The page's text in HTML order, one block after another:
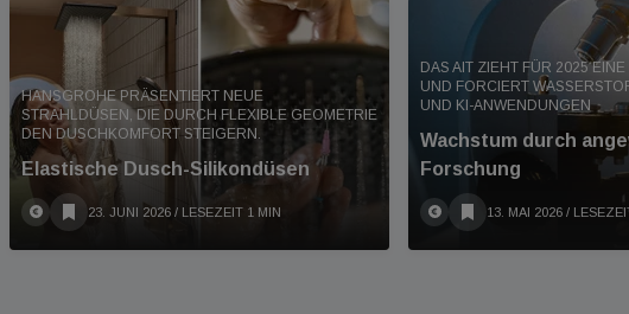
HANSGROHE PRÄSENTIERT NEUE
STRAHLDÜSEN, DIE DURCH FLEXIBLE GEOMETRIE
DEN DUSCHKOMFORT STEIGERN.
Elastische Dusch-Silikondüsen
23. JUNI 2026 / LESEZEIT 1 MIN
DAS AIT ZIEHT FÜR 2025
UND FORCIERT
UND KI-ANWENDUNGEN
Wachstum durch
Forschung
13. MAI 2026 /